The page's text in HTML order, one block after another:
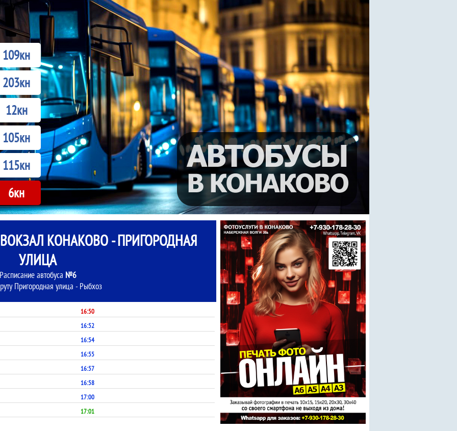
109кн
203кн
12кн
105кн
115кн
6кн
КОНАКОВО - ПРИГОРОДНАЯ
УЛИЦА
Расписание автобуса №6
Пригородная улица - Рыбхоз
16:50
16:52
16:54
16:55
16:57
16:58
17:00
17:01